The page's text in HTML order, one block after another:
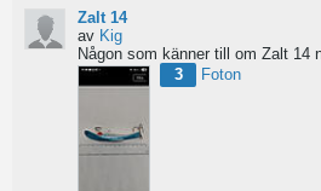
Zalt 14
av Kig
3
Foton